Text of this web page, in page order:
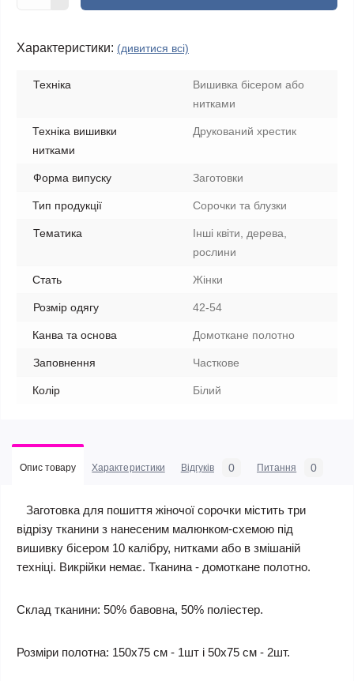
Характеристики: (дивитися всі)
Техніка
Вишивка бісером або
нитками
Техніка вишивки
нитками
Друкований хрестик
Форма випуску Заготовки
Тип продукції Сорочки та блузки
Тематика
Інші квіти, дерева,
рослини
Стать Жінки
Розмір одягу 42-54
Канва та основа Домоткане полотно
Заповнення Часткове
Колір Білий
Опис товару Характеристики Відгуків 0 Питання 0
Заготовка для пошиття жіночої сорочки містить три
відрізу тканини з нанесеним малюнком-схемою під
вишивку бісером 10 калібру, нитками або в змішаній
техніці. Викрійки немає. Тканина - домоткане полотно.
Склад тканини: 50% бавовна, 50% поліестер.
Розміри полотна: 150х75 см - 1шт і 50х75 см - 2шт.